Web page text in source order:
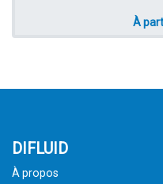
À
DIFLUID
À propos